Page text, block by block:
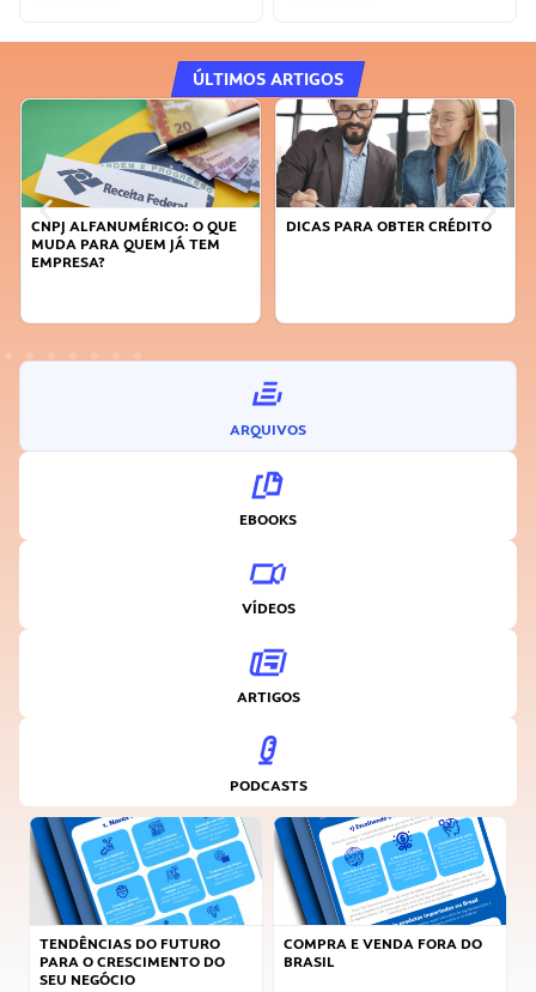
ÚLTIMOS ARTIGOS
DICAS PARA OBTER CRÉDITO
FAÇA A DIFERENÇA: SEJA
ARQUIVOS
EBOOKS
VÍDEOS
ARTIGOS
PODCASTS
TENDÊNCIAS DO FUTURO
PARA O CRESCIMENTO DO
SEU NEGÓCIO
COMPRA E VENDA FORA DO
BRASIL